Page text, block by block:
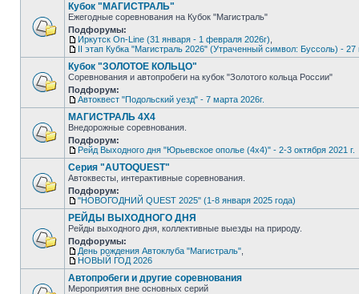
Кубок "МАГИСТРАЛЬ"
Ежегодные соревнования на Кубок "Магистраль"
Подфорумы:
Иркутск On-Line (31 января - 1 февраля 2026г)
II этап Кубка "Магистраль 2026" (Утраченный символ: Буссоль) - 27
Кубок "ЗОЛОТОЕ КОЛЬЦО"
Соревнования и автопробеги на кубок "Золотого кольца России"
Подфорум:
Автоквест "Подольский уезд" - 7 марта 2026г.
МАГИСТРАЛЬ 4Х4
Внедорожные соревнования.
Подфорум:
Рейд Выходного дня "Юрьевское ополье (4х4)" - 2-3 октября 2021 г.
Серия "AUTOQUEST"
Автоквесты, интерактивные соревнования.
Подфорум:
"НОВОГОДНИЙ QUEST 2025" (1-8 января 2025 года)
РЕЙДЫ ВЫХОДНОГО ДНЯ
Рейды выходного дня, коллективные выезды на природу.
Подфорумы:
День рождения Автоклуба "Магистраль"
НОВЫЙ ГОД 2026
Автопробеги и другие соревнования
Мероприятия вне основных серий